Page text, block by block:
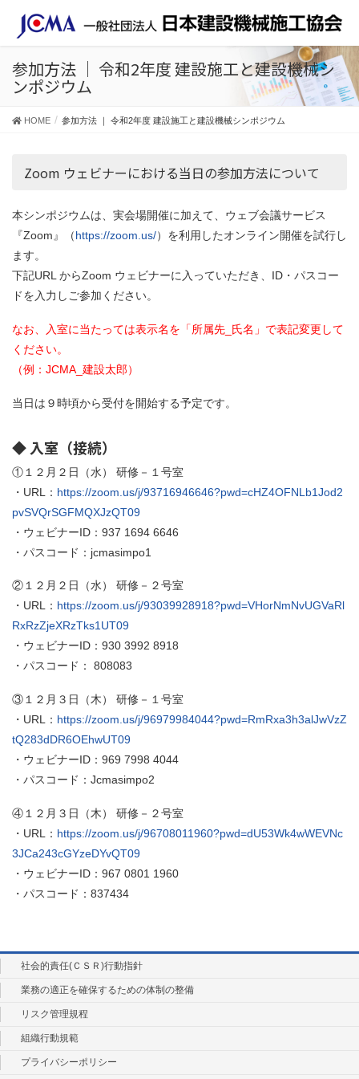
参加方法 ｜ 令和2年度 建設施工と建設機械シ
ンポジウム
HOME 参加方法 ｜ 令和2年度 建設施工と建設機械シンポジウム
Zoom ウェビナーにおける当日の参加方法について
本シンポジウムは、実会場開催に加えて、ウェブ会議サービス
『Zoom』（https://zoom.us/）を利用したオンライン開催を試行し
ます。
下記URL からZoom ウェビナーに入っていただき、ID・パスコー
ドを入力しご参加ください。
なお、入室に当たっては表示名を「所属先_氏名」で表記変更して
ください。
（例：JCMA_建設太郎）
当日は９時頃から受付を開始する予定です。
◆ 入室（接続）
①１２月２日（水） 研修－１号室
・URL： https://zoom.us/j/93716946646?pwd=cHZ4OFNLb1Jod2
pvSVQrSGFMQXJzQT09
・ウェビナーID：937 1694 6646
・パスコード：jcmasimpo1
②１２月２日（水） 研修－２号室
・URL： https://zoom.us/j/93039928918?pwd=VHorNmNvUGVaRl
RxRzZjeXRzTks1UT09
・ウェビナーID：930 3992 8918
・パスコード： 808083
③１２月３日（木） 研修－１号室
・URL： https://zoom.us/j/96979984044?pwd=RmRxa3h3alJwVzZ
tQ283dDR6OEhwUT09
・ウェビナーID：969 7998 4044
・パスコード：Jcmasimpo2
④１２月３日（木） 研修－２号室
・URL： https://zoom.us/j/96708011960?pwd=dU53Wk4wWEVNc
3JCa243cGYzeDYvQT09
・ウェビナーID：967 0801 1960
・パスコード：837434
社会的責任(ＣＳＲ)行動指針
業務の適正を確保するための体制の整備
リスク管理規程
組織行動規範
プライバシーポリシー